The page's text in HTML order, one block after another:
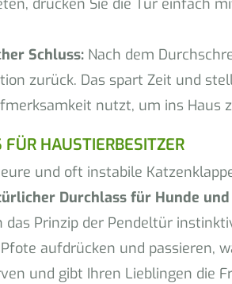
drücken Sie die Tür einfach
Schluss: Nach dem
zurück. Das spart Zeit und
nutzt, um ins Haus
HAUSTIERBESITZER
und oft instabile
Durchlass für Hunde und
das Prinzip der Pendeltür
aufdrücken und passieren,
und gibt Ihren Lieblingen die